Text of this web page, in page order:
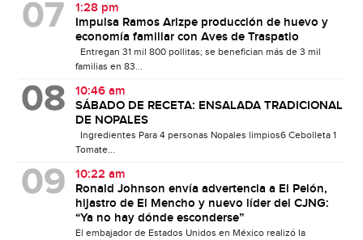
1:28 pm
Impulsa Ramos Arizpe producción de huevo y
economía familiar con Aves de Traspatio
Entregan 31 mil 800 pollitas; se benefician más de 3 mil
familias en 83...
10:46 am
SÁBADO DE RECETA: ENSALADA TRADICIONAL
DE NOPALES
Ingredientes Para 4 personas Nopales limpios6 Cebolleta 1
Tomate...
10:22 am
Ronald Johnson envía advertencia a El Pelón,
hijastro de El Mencho y nuevo líder del CJNG:
“Ya no hay dónde esconderse”
El embajador de Estados Unidos en México realizó la